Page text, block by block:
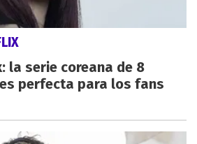
la serie coreana de 8
perfecta para los fans